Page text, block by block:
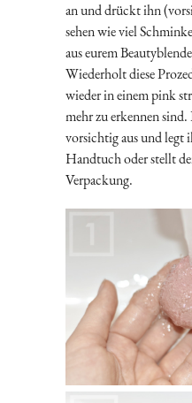
an und drückt ihn
sehen wie viel
aus eurem
Wiederholt diese
wieder in einem pink
mehr zu erkennen
vorsichtig aus und legt
Handtuch oder stellt
Verpackung.